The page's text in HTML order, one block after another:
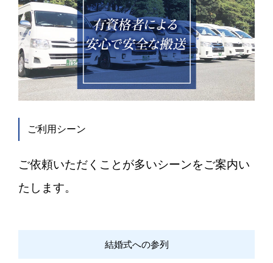
ご利用シーン
ご依頼いただくことが多いシーンをご案内い
たします。
結婚式への参列